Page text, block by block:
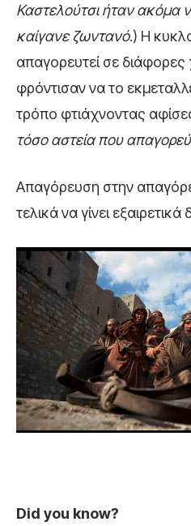
Καστελούτσι ήταν ακόμα
καίγανε ζωντανό.) Η
απαγορευτεί σε
φρόντισαν να το
τρόπο φτιάχνοντας
τόσο αστεία που
Απαγόρευση στην
τελικά να γίνει
Did you know?